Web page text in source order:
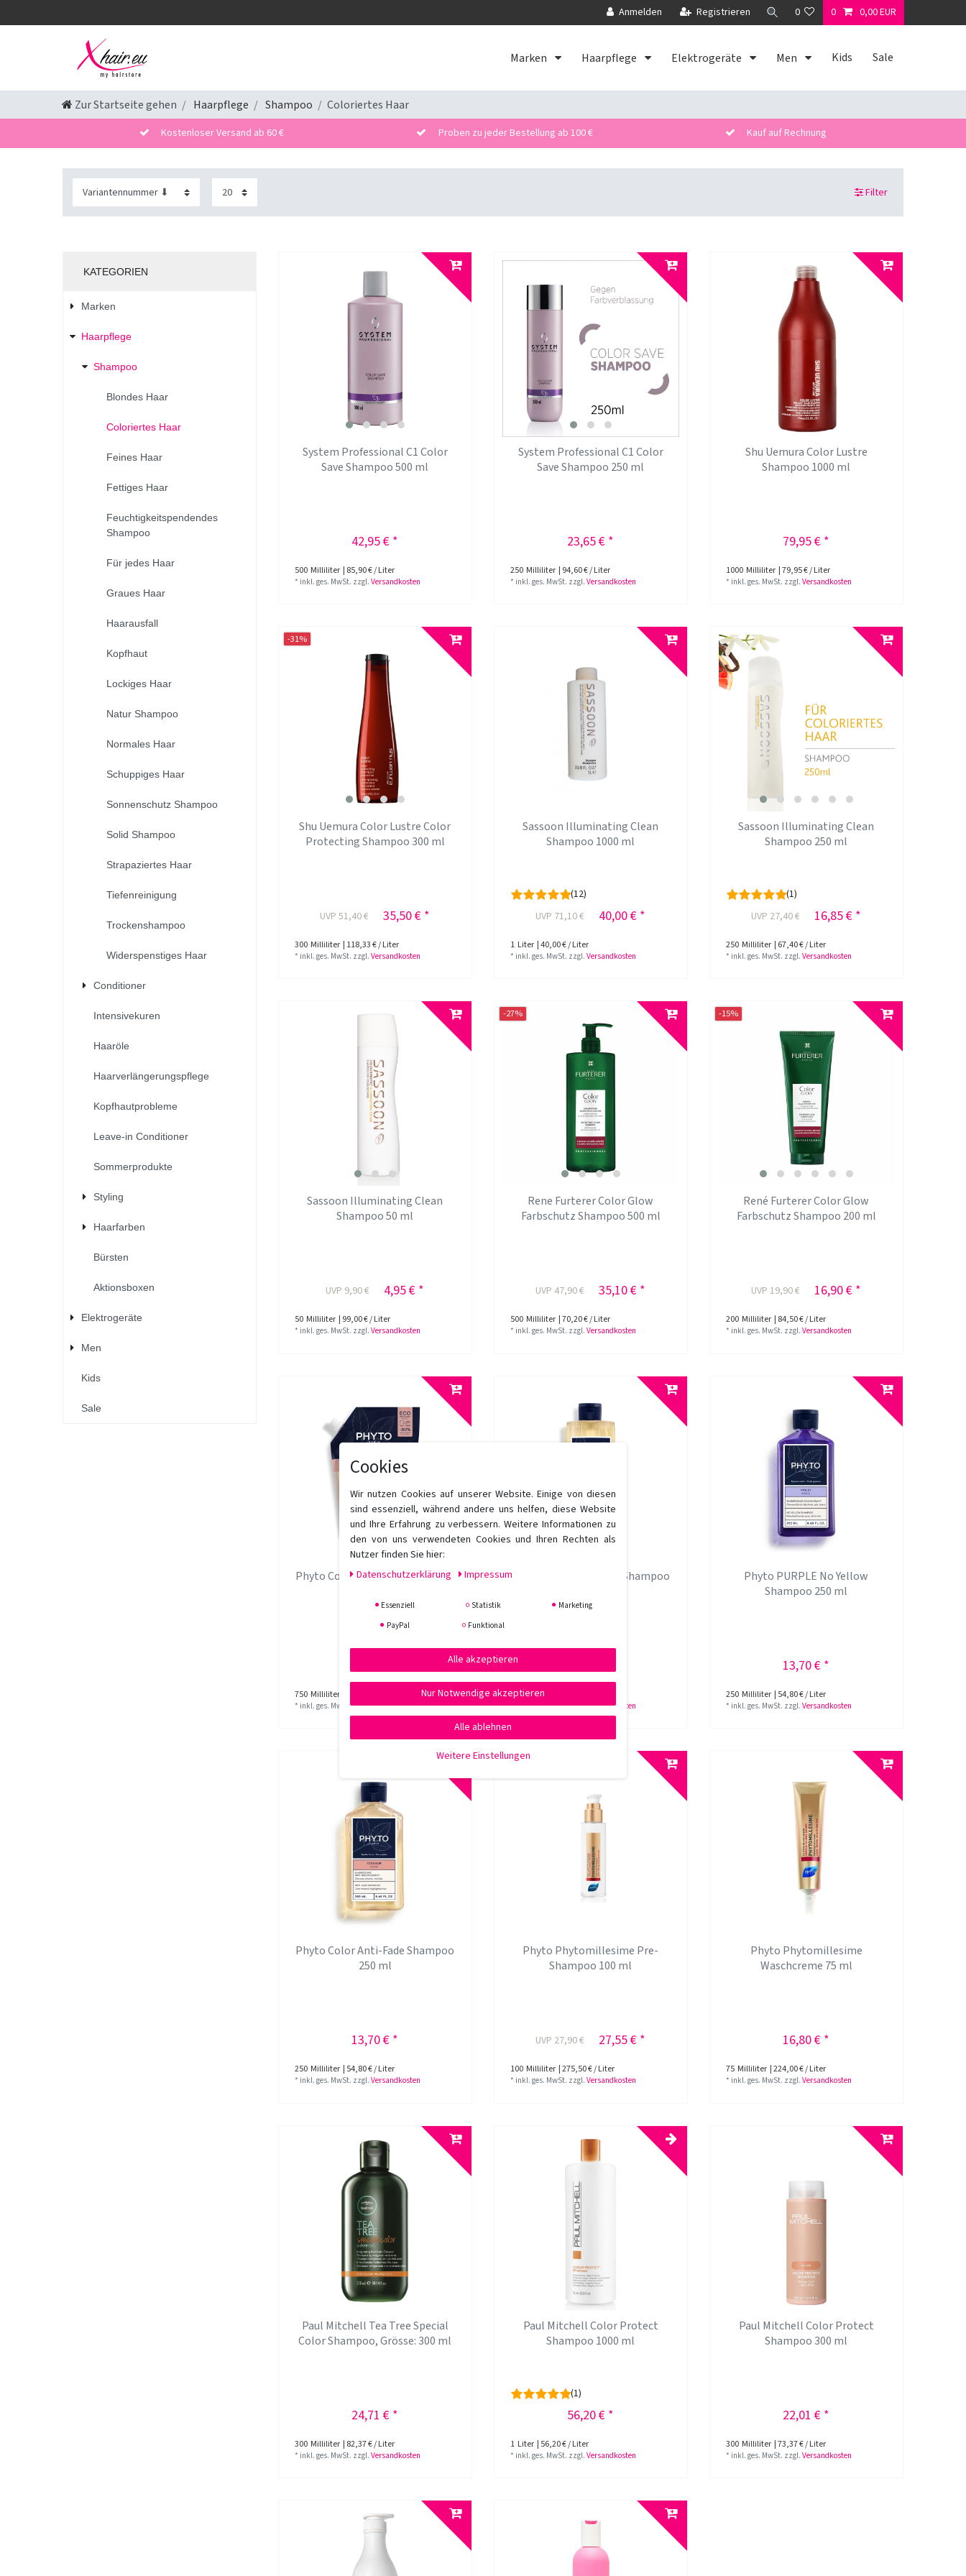
Anmelden Registrieren 0 0 0,00 EUR
Marken Haarpflege Elektrogeräte Men Kids Sale
Zur Startseite gehen Haarpflege Shampoo Coloriertes Haar
Kostenloser Versand ab 60 € Proben zu jeder Bestellung ab 100 € Kauf auf Rechnung
Filter
KATEGORIEN
Marken
Haarpflege
Shampoo
Blondes Haar
Coloriertes Haar
Feines Haar
Fettiges Haar
Feuchtigkeitspendendes
Shampoo
Für jedes Haar
Graues Haar
Haarausfall
Kopfhaut
Lockiges Haar
Natur Shampoo
Normales Haar
Schuppiges Haar
Sonnenschutz Shampoo
Solid Shampoo
Strapaziertes Haar
Tiefenreinigung
Trockenshampoo
Widerspenstiges Haar
Conditioner
Intensivekuren
Haaröle
Haarverlängerungspflege
Kopfhautprobleme
Leave-in Conditioner
Sommerprodukte
Styling
Haarfarben
Bürsten
Aktionsboxen
Elektrogeräte
Men
Kids
Sale
System Professional C1 Color
Save Shampoo 500 ml
42,95 € *
500 Milliliter | 85,90 € / Liter
* inkl. ges. MwSt. zzgl.Versandkosten
System Professional C1 Color
Save Shampoo 250 ml
23,65 € *
250 Milliliter | 94,60 € / Liter
* inkl. ges. MwSt. zzgl.Versandkosten
Shu Uemura Color Lustre
Shampoo 1000 ml
79,95 € *
1000 Milliliter | 79,95 € / Liter
* inkl. ges. MwSt. zzgl.Versandkosten
-31%
Shu Uemura Color Lustre Color
Protecting Shampoo 300 ml
UVP 51,40 € 35,50 € *
300 Milliliter | 118,33 € / Liter
* inkl. ges. MwSt. zzgl.Versandkosten
Sassoon Illuminating Clean
Shampoo 1000 ml
(12)
UVP 71,10 €
40,00 € *
1 Liter | 40,00 € / Liter
* inkl. ges. MwSt. zzgl.Versandkosten
Sassoon Illuminating Clean
Shampoo 250 ml
(1)
UVP 27,40 €
16,85 € *
250 Milliliter | 67,40 € / Liter
* inkl. ges. MwSt. zzgl.Versandkosten
Sassoon Illuminating Clean
Shampoo 50 ml
UVP 9,90 € 4,95 € *
50 Milliliter | 99,00 € / Liter
* inkl. ges. MwSt. zzgl.Versandkosten
-27%
Rene Furterer Color Glow
Farbschutz Shampoo 500 ml
UVP 47,90 € 35,10 € *
500 Milliliter | 70,20 € / Liter
* inkl. ges. MwSt. zzgl.Versandkosten
-15%
René Furterer Color Glow
Farbschutz Shampoo 200 ml
UVP 19,90 € 16,90 € *
200 Milliliter | 84,50 € / Liter
* inkl. ges. MwSt. zzgl.Versandkosten
Phyto Color Anti-Fade Shampoo
750 Milliliter
* inkl. ges. MwSt.zzgl.Versandkosten
Phyto Color Anti-Fade Shampoo
500Milliliter
*inkl. ges. MwSt.zzgl.Versandkosten
Phyto PURPLE No Yellow
Shampoo 250 ml
13,70 € *
250 Milliliter | 54,80 € / Liter
* inkl. ges. MwSt. zzgl.Versandkosten
Phyto Color Anti-Fade Shampoo
250 ml
13,70 € *
250 Milliliter | 54,80 € / Liter
* inkl. ges. MwSt. zzgl.Versandkosten
Phyto Phytomillesime Pre-
Shampoo 100 ml
UVP 27,90 € 27,55 € *
100 Milliliter | 275,50 € / Liter
* inkl. ges. MwSt. zzgl.Versandkosten
Phyto Phytomillesime
Waschcreme 75 ml
16,80 € *
75 Milliliter | 224,00 € / Liter
* inkl. ges. MwSt. zzgl.Versandkosten
Paul Mitchell Tea Tree Special
Color Shampoo, Grösse: 300 ml
24,71 € *
300 Milliliter | 82,37 € / Liter
* inkl. ges. MwSt. zzgl.Versandkosten
Paul Mitchell Color Protect
Shampoo 1000 ml
(1)
56,20 € *
1 Liter | 56,20 € / Liter
* inkl. ges. MwSt. zzgl.Versandkosten
Paul Mitchell Color Protect
Shampoo 300 ml
22,01 € *
300 Milliliter | 73,37 € / Liter
* inkl. ges. MwSt. zzgl.Versandkosten
Cookies
Wir nutzen Cookies auf unserer Website. Einige von diesen
sind essenziell, während andere uns helfen, diese Website
und Ihre Erfahrung zu verbessern. Weitere Informationen zu
den von uns verwendeten Cookies und Ihren Rechten als
Nutzer finden Sie hier:
Daten­schutz­erklärung
Impressum
Essenziell Statistik
Marketing
PayPal
Funktional
Alle akzeptieren
Nur Notwendige akzeptieren
Alle ablehnen
Weitere Einstellungen